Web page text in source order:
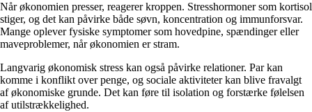
Når økonomien presser, reagerer kroppen. Stresshormoner som kortisol
stiger, og det kan påvirke både søvn, koncentration og immunforsvar.
Mange oplever fysiske symptomer som hovedpine, spændinger eller
maveproblemer, når økonomien er stram.
Langvarig økonomisk stress kan også påvirke relationer. Par kan
komme i konflikt over penge, og sociale aktiviteter kan blive fravalgt
af økonomiske grunde. Det kan føre til isolation og forstærke følelsen
af utilstrækkelighed.